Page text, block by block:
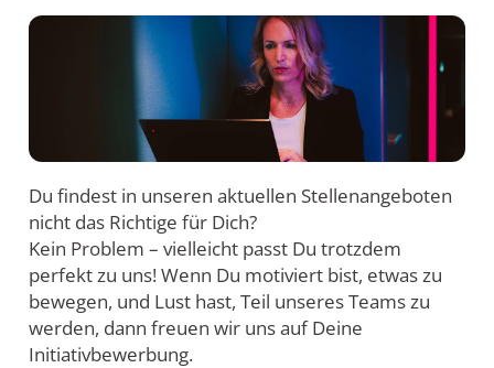
Du findest in unseren aktuellen Stellenangeboten
nicht das Richtige für Dich?
Kein Problem – vielleicht passt Du trotzdem
perfekt zu uns! Wenn Du motiviert bist, etwas zu
bewegen, und Lust hast, Teil unseres Teams zu
werden, dann freuen wir uns auf Deine
Initiativbewerbung.